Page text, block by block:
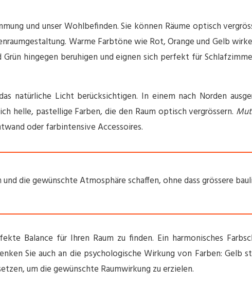
und unser Wohlbefinden. Sie können Räume optisch
Warme Farbtöne wie Rot, Orange und Gelb
Grün hingegen beruhigen und eignen sich perfekt für
natürliche Licht berücksichtigen. In einem nach Norden
helle, pastellige Farben, die den Raum optisch vergrössern.
oder farbintensive Accessoires.
die gewünschte Atmosphäre schaffen, ohne dass grössere
Balance für Ihren Raum zu finden. Ein harmonisches
Sie auch an die psychologische Wirkung von Farben:
um die gewünschte Raumwirkung zu erzielen.